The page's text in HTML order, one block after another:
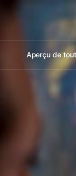
Aperçu de